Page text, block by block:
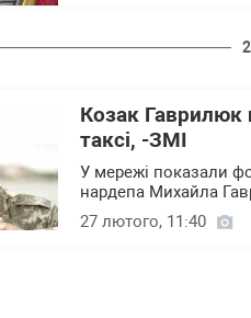
Козак Гаврилюк
таксі, -ЗМІ
У мережі показали
нардепа Михайла
27 лютого, 11:40